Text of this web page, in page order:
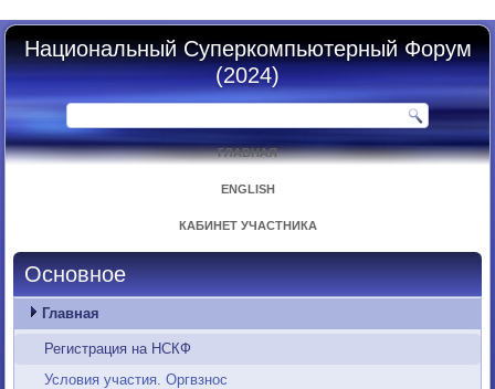
Национальный Суперкомпьютерный Форум
(2024)
ГЛАВНАЯ
ENGLISH
КАБИНЕТ УЧАСТНИКА
Основное
Главная
Регистрация на НСКФ
Условия участия. Оргвзнос